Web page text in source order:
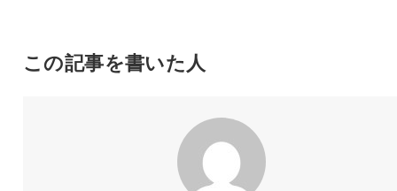
この記事を書いた人